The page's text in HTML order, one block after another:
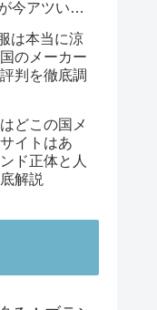
今アツい理
は本当に涼
のメーカー
判を徹底調
どこの国メ
イトはあ
ド正体と人
解説